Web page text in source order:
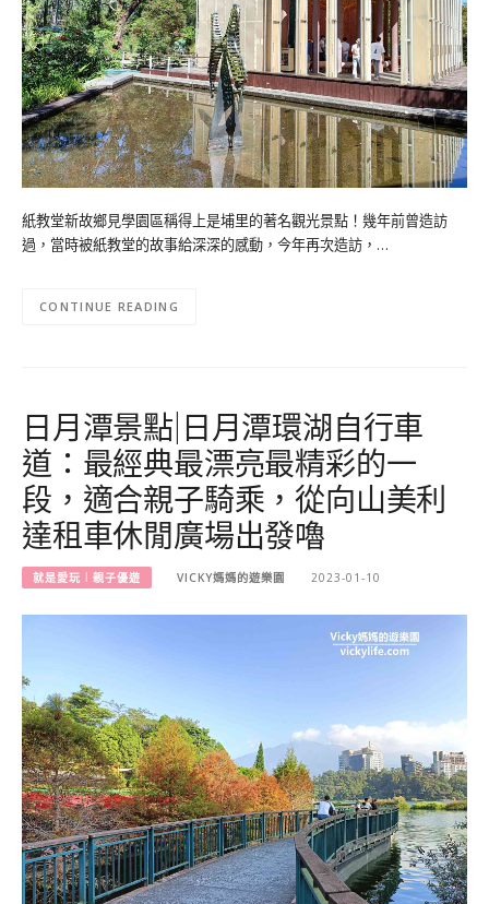
紙教堂新故鄉見學園區稱得上是埔里的著名觀光景點！幾年前曾造訪
過，當時被紙教堂的故事給深深的感動，今年再次造訪，…
CONTINUE READING
日月潭景點|日月潭環湖自行車
道：最經典最漂亮最精彩的一
段，適合親子騎乘，從向山美利
達租車休閒廣場出發嚕
就是愛玩︱親子優遊 VICKY媽媽的遊樂園 2023-01-10